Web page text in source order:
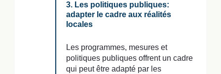
3. Les politiques publiques:
adapter le cadre aux réalités
locales
Les programmes, mesures et
politiques publiques offrent un cadre
qui peut être adapté par les